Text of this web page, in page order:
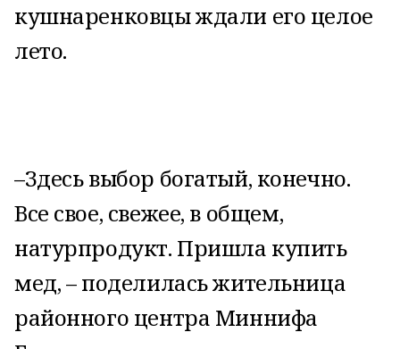
кушнаренковцы ждали его целое
лето.
–Здесь выбор богатый, конечно.
Все свое, свежее, в общем,
натурпродукт. Пришла купить
мед, – поделилась жительница
районного центра Миннифа